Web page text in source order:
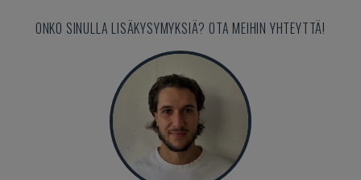
ONKO SINULLA LISÄKYSYMYKSIÄ? OTA MEIHIN YHTEYTTÄ!